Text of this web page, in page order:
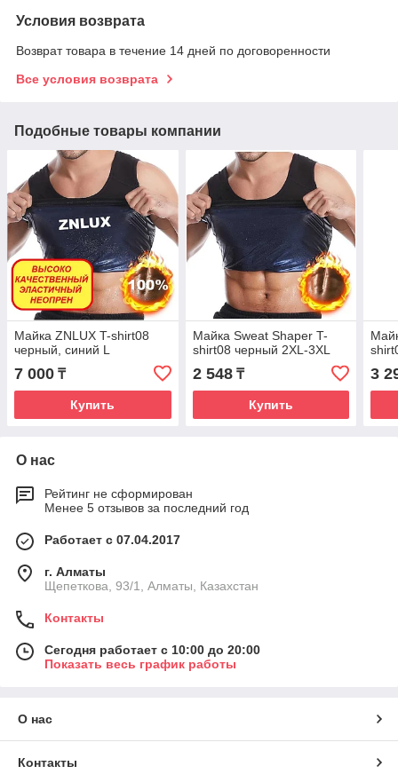
Условия возврата
Возврат товара в течение 14 дней по договоренности
Все условия возврата
Подобные товары компании
Майка ZNLUX T-shirt08
черный, синий L
7 000 ₸
Купить
Майка Sweat Shaper T-
shirt08 черный 2XL-3XL
2 548₸
Купить
3
О нас
Рейтинг не сформирован
Менее 5 отзывов за последний год
Работает с 07.04.2017
г. Алматы
Щепеткова, 93/1, Алматы, Казахстан
Контакты
Сегодня работает с 10:00 до 20:00
Показать весь график работы
О нас
Контакты